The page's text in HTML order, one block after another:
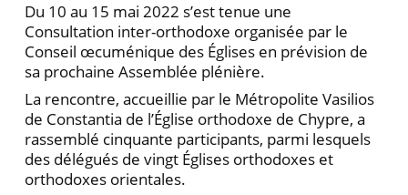
Du 10 au 15 mai 2022 s’est tenue une
Consultation inter-orthodoxe organisée par le
Conseil œcuménique des Églises en prévision de
sa prochaine Assemblée plénière.
La rencontre, accueillie par le Métropolite Vasilios
de Constantia de l’Église orthodoxe de Chypre, a
rassemblé cinquante participants, parmi lesquels
des délégués de vingt Églises orthodoxes et
orthodoxes orientales.